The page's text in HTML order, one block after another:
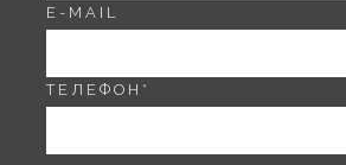
E-MAIL
ТЕЛЕФОН *